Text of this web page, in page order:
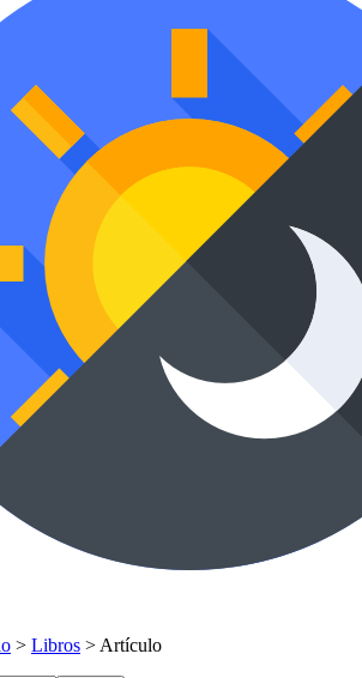
> Libros > Artículo